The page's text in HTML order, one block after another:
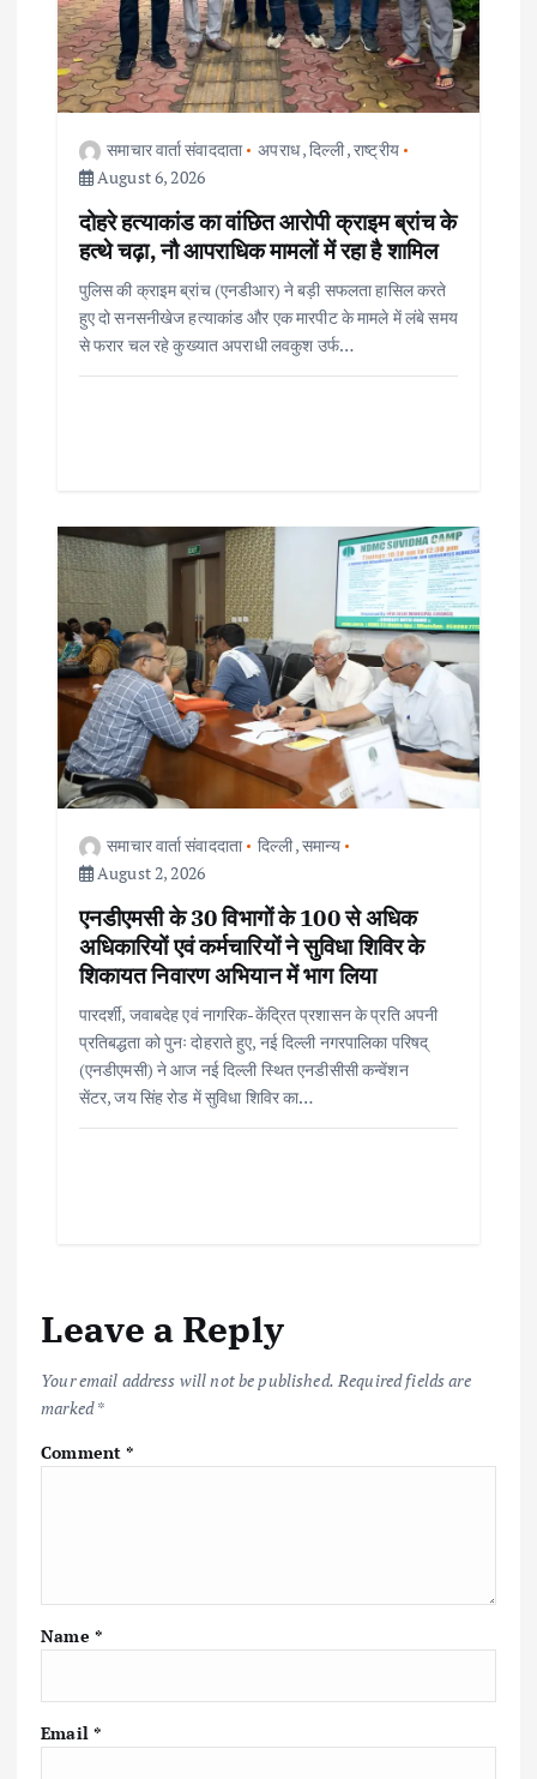
समाचार वार्ता संवाददाता अपराध,दिल्ली,राष्ट्रीय
August 6, 2026
दोहरे हत्याकांड का वांछित आरोपी क्राइम ब्रांच के
हत्थे चढ़ा, नौ आपराधिक मामलों में रहा है शामिल
पुलिस की क्राइम ब्रांच (एनडीआर) ने बड़ी सफलता हासिल करते
हुए दो सनसनीखेज हत्याकांड और एक मारपीट के मामले में लंबे समय
से फरार चल रहे कुख्यात अपराधी लवकुश उर्फ…
समाचार वार्ता संवाददाता दिल्ली,समान्य
August 2, 2026
एनडीएमसी के 30 विभागों के 100 से अधिक
अधिकारियों एवं कर्मचारियों ने सुविधा शिविर के
शिकायत निवारण अभियान में भाग लिया
पारदर्शी, जवाबदेह एवं नागरिक-केंद्रित प्रशासन के प्रति अपनी
प्रतिबद्धता को पुनः दोहराते हुए, नई दिल्ली नगरपालिका परिषद्
(एनडीएमसी) ने आज नई दिल्ली स्थित एनडीसीसी कन्वेंशन
सेंटर, जय सिंह रोड में सुविधा शिविर का…
Leave a Reply
Your email address will not be published. Required fields are
marked*
Comment*
Name *
Email *